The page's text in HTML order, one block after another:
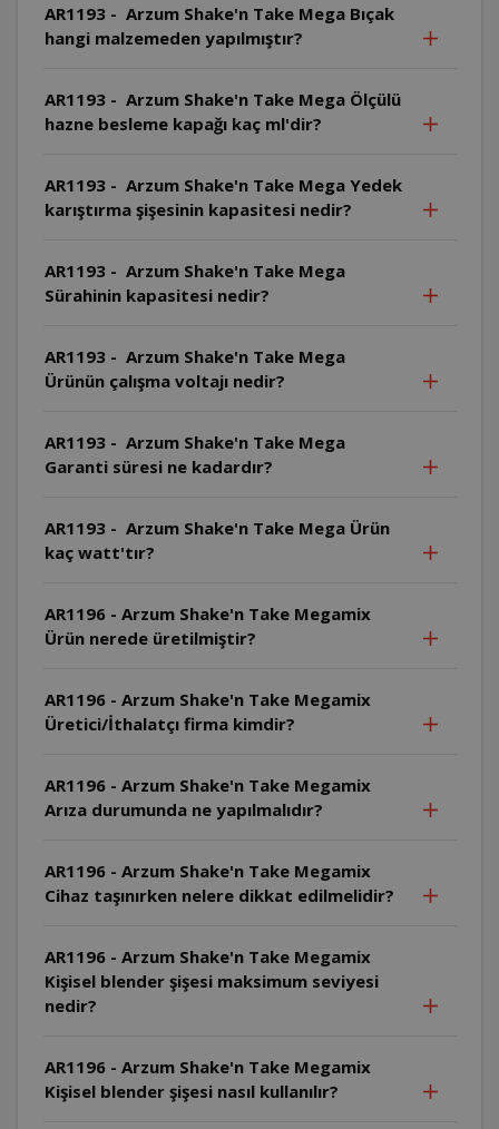
AR1193 - Arzum Shake'n Take Mega Bıçak
hangi malzemeden yapılmıştır?
AR1193 - Arzum Shake'n Take Mega Ölçülü
hazne besleme kapağı kaç ml'dir?
AR1193 - Arzum Shake'n Take Mega Yedek
karıştırma şişesinin kapasitesi nedir?
AR1193 - Arzum Shake'n Take Mega
Sürahinin kapasitesi nedir?
AR1193 - Arzum Shake'n Take Mega
Ürünün çalışma voltajı nedir?
AR1193 - Arzum Shake'n Take Mega
Garanti süresi ne kadardır?
AR1193 - Arzum Shake'n Take Mega Ürün
kaç watt'tır?
AR1196 - Arzum Shake'n Take Megamix
Ürün nerede üretilmiştir?
AR1196 - Arzum Shake'n Take Megamix
Üretici/İthalatçı firma kimdir?
AR1196 - Arzum Shake'n Take Megamix
Arıza durumunda ne yapılmalıdır?
AR1196 - Arzum Shake'n Take Megamix
Cihaz taşınırken nelere dikkat edilmelidir?
AR1196 - Arzum Shake'n Take Megamix
Kişisel blender şişesi maksimum seviyesi
nedir?
AR1196 - Arzum Shake'n Take Megamix
Kişisel blender şişesi nasıl kullanılır?